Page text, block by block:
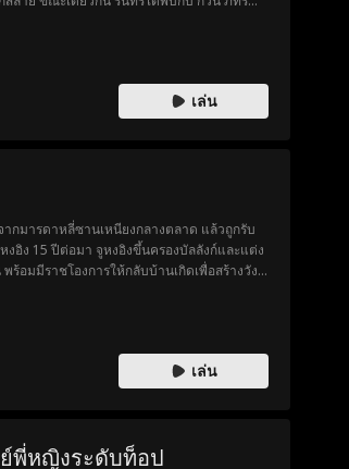
เล่น
กมารดาหลี่ซานเหนียงกลางตลาด แล้วถูกรับ
อิง 15 ปีต่อมา จูหงอิงขึ้นครองบัลลังก์และแต่ง
ร้อมมีราชโองการให้กลับบ้านเกิดเพื่อสร้างวัง
งเข้าขัดขวางและในที่สุดได้ยืนยันสายสัมพันธ์
หวูอี้ผู้หวังประจบเจ้าเมืองจึงจับตัวมู่อิงไว้ เจ้า
บตกใจ รีบเปิดเผยตัวตนของมู่อิงและลงโทษมู่หวู
าวใส่ร้าย บิดาก็เข้าข้างภรรยาใหม่ สุดท้าย
เล่น
พี่หญิงระดับท็อป